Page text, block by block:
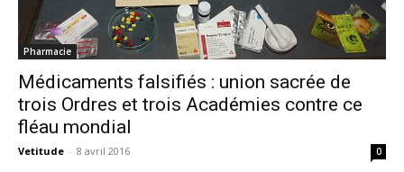
Pharmacie
Médicaments falsifiés : union sacrée de
trois Ordres et trois Académies contre ce
fléau mondial
Vetitude - 8 avril 2016 0